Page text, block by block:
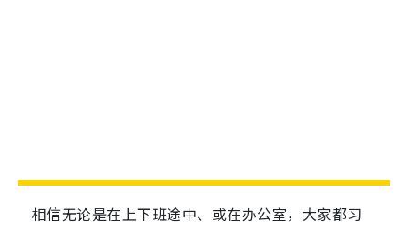
相信无论是在上下班途中、或在办公室，大家都习